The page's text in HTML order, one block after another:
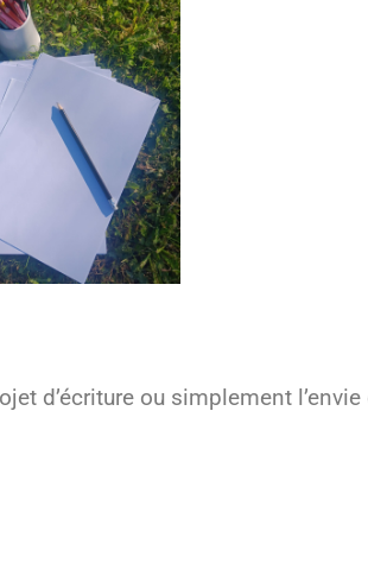
d’écriture ou simplement l’envie